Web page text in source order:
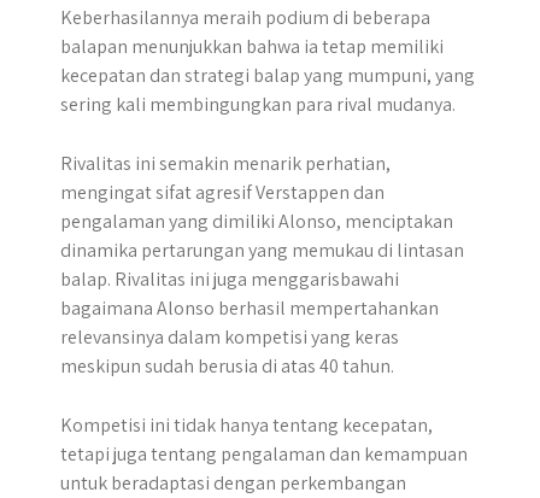
Keberhasilannya meraih podium di beberapa
balapan menunjukkan bahwa ia tetap memiliki
kecepatan dan strategi balap yang mumpuni, yang
sering kali membingungkan para rival mudanya.
Rivalitas ini semakin menarik perhatian,
mengingat sifat agresif Verstappen dan
pengalaman yang dimiliki Alonso, menciptakan
dinamika pertarungan yang memukau di lintasan
balap. Rivalitas ini juga menggarisbawahi
bagaimana Alonso berhasil mempertahankan
relevansinya dalam kompetisi yang keras
meskipun sudah berusia di atas 40 tahun.
Kompetisi ini tidak hanya tentang kecepatan,
tetapi juga tentang pengalaman dan kemampuan
untuk beradaptasi dengan perkembangan